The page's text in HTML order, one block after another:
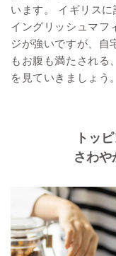
います。 イギリス
イングリッシュマフ
ジが強いですが、自
もお腹も満たされる
を見ていきましょう。
トッピ
さわや